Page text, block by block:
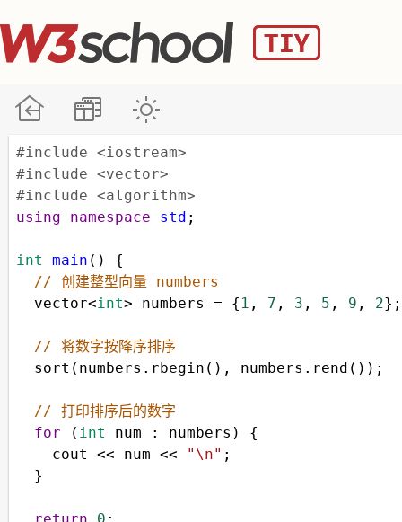
#include <iostream>
#include <vector>
#include <algorithm>
using
namespace std ;
int main () {
// 创建整型向量 numbers
vector<int> numbers = { 1 , 7 , 3 , 5 , 9 , 2};
// 将数字按降序排序
sort ( numbers . rbegin (), numbers . rend ());
// 打印排序后的数字
for ( int num : numbers ) {
cout
<< num << "\n" ;
  }